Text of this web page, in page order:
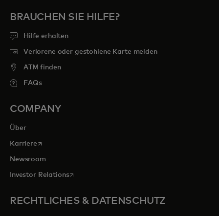
BRAUCHEN SIE HILFE?
Hilfe erhalten
Verlorene oder gestohlene Karte melden
ATM finden
FAQs
COMPANY
Über
Karrierewird in einer neuen Registerkarte geöffnet
Newsroom
Investor Relationswird in einer neuen Registerkarte geöffnet
RECHTLICHES & DATENSCHUTZ